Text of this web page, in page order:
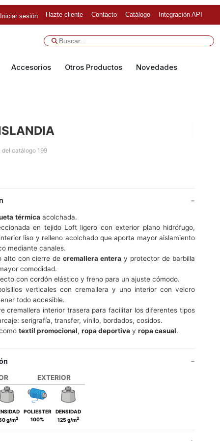
Iniciar sesión Hazte cliente Contacto Catálogo Integración API
Accesorios Otros Productos Novedades
del catálogo 199
térmica acolchada.
en tejido Loft ligero con exterior plano hidrófugo,
liso y relleno acolchado que aporta mayor aislamiento
mediante canales.
alto con cierre decremallera entera y protector de barbilla
comodidad.
con cordón elástico y freno para un ajuste cómodo.
verticales con cremallera y uno interior con velcro
todo accesible.
cremallera interior trasera para facilitar los diferentes tipos
serigrafía, transfer, vinilo, bordados, cosidos.
textil promocional, ropa deportiva y ropa casual.
g/m2
EXTERIOR
POLIESTER
100%
DENSIDAD
125 g/m2